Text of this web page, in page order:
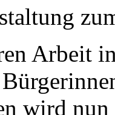
Arbeit
wird